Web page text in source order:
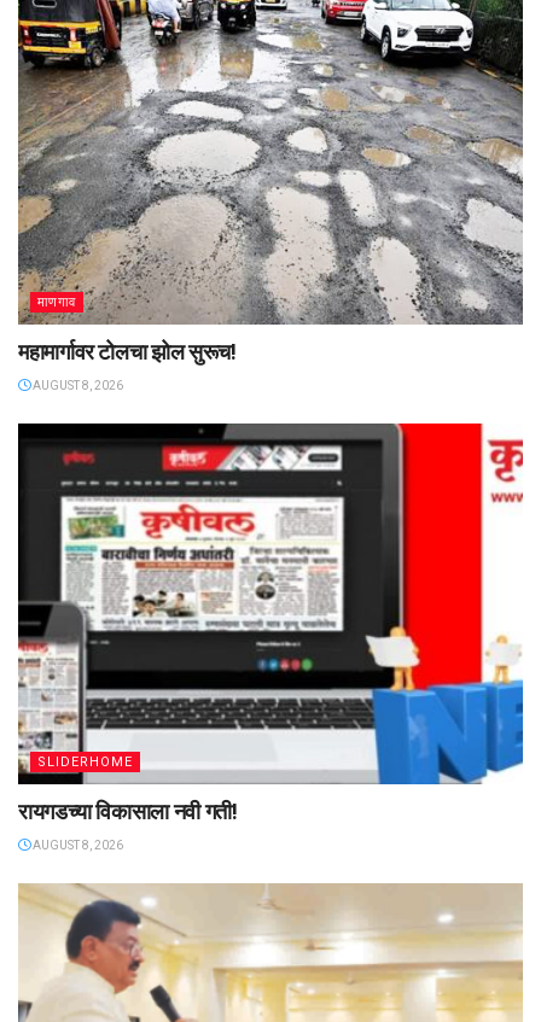
माणगाव
महामार्गावर टोलचा झोल सुरूच!
AUGUST 8, 2026
SLIDERHOME
रायगडच्या विकासाला नवी गती!
AUGUST 8, 2026